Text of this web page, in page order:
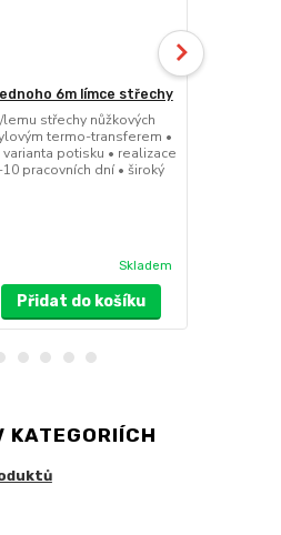
6m límce střechy
střechy nůžkových
termo-transferem •
potisku • realizace
pracovních dní • široký
Skladem
Přidat do košíku
KATEGORIÍCH